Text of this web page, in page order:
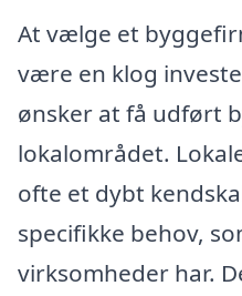
At vælge et
være en klog
ønsker at få udført
lokalområdet.
ofte et dybt
specifikke behov,
virksomheder har.